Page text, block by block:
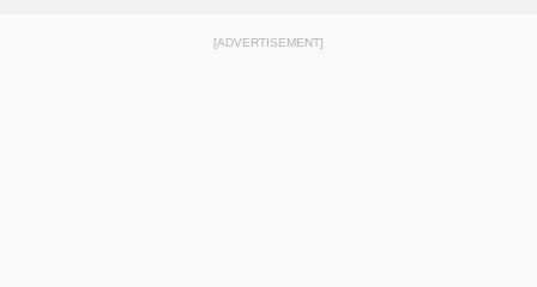
[ADVERTISEMENT]